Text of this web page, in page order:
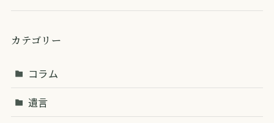
カテゴリー
コラム
遺言